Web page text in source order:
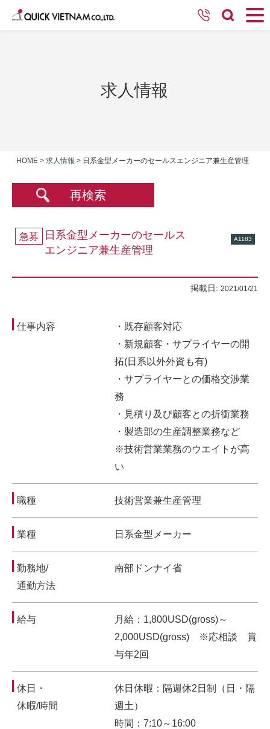
求人情報
HOME > 求人情報 > 日系金型メーカーのセールスエンジニア兼生産管理
再検索
急募
日系金型メーカーのセールス
エンジニア兼生産管理
A1183
掲載日: 2021/01/21
仕事内容
・既存顧客対応
・新規顧客・サプライヤーの開
拓(日系以外外資も有)
・サプライヤーとの価格交渉業
務
・見積り及び顧客との折衝業務
・製造部の生産調整業務など
※技術営業業務のウエイトが高
い
職種 技術営業兼生産管理
業種 日系金型メーカー
勤務地/
通勤方法
南部ドンナイ省
給与
月給：1,800USD(gross)～
2,000USD(gross) ※応相談 賞
与年2回
休日・
休暇/時間
休日休暇：隔週休2日制（日・隔
週土）
時間：7:10～16:00